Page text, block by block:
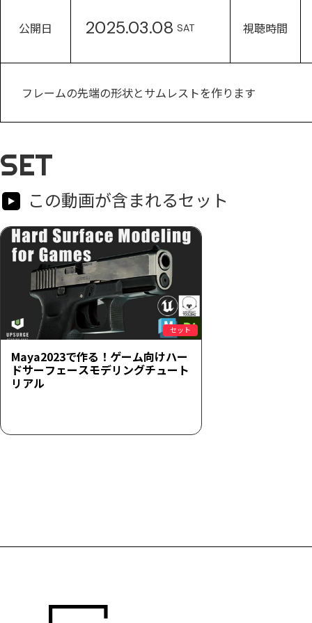
公開日 2025.03.08 SAT 視聴時間
フレームの先端の形状とサムレストを作ります
SET
この動画が含まれるセット
セット
Maya2023で作る！ゲーム向けハー
ドサーフェースモデリングチュート
リアル